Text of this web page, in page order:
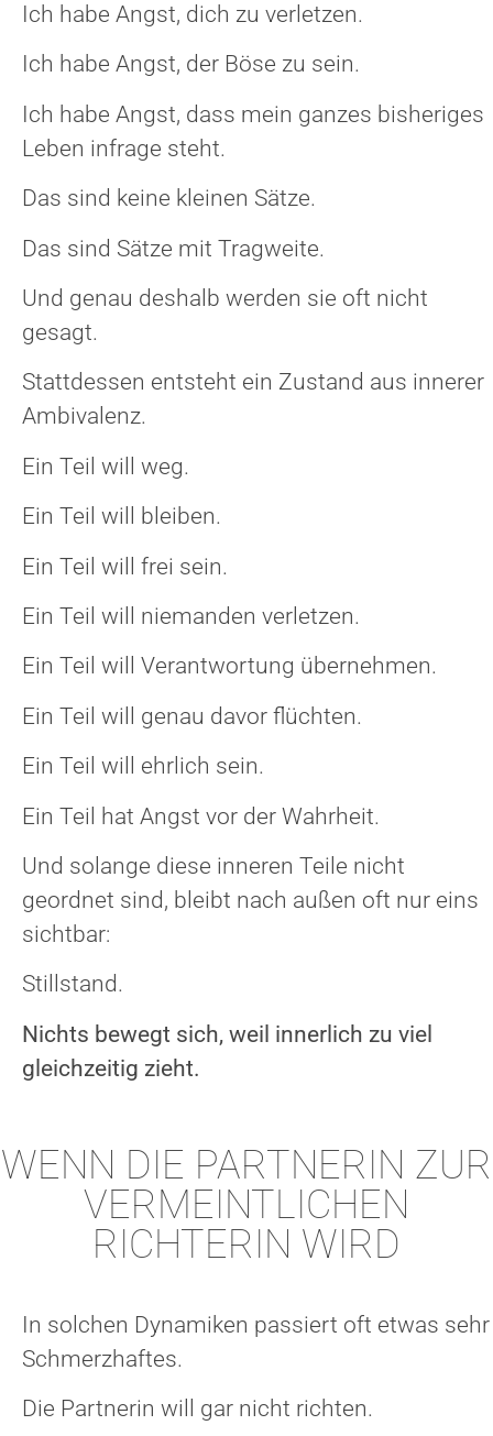
Ich habe Angst, dich zu verletzen.
Ich habe Angst, der Böse zu sein.
Ich habe Angst, dass mein ganzes bisheriges
Leben infrage steht.
Das sind keine kleinen Sätze.
Das sind Sätze mit Tragweite.
Und genau deshalb werden sie oft nicht
gesagt.
Stattdessen entsteht ein Zustand aus innerer
Ambivalenz.
Ein Teil will weg.
Ein Teil will bleiben.
Ein Teil will frei sein.
Ein Teil will niemanden verletzen.
Ein Teil will Verantwortung übernehmen.
Ein Teil will genau davor flüchten.
Ein Teil will ehrlich sein.
Ein Teil hat Angst vor der Wahrheit.
Und solange diese inneren Teile nicht
geordnet sind, bleibt nach außen oft nur eins
sichtbar:
Stillstand.
Nichts bewegt sich, weil innerlich zu viel
gleichzeitig zieht.
WENN DIE PARTNERIN ZUR
VERMEINTLICHEN
RICHTERIN WIRD
In solchen Dynamiken passiert oft etwas sehr
Schmerzhaftes.
Die Partnerin will gar nicht richten.